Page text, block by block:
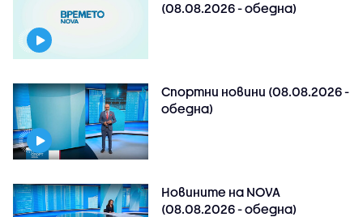
(08.08.2026 - обедна)
Спортни новини (08.08.2026 -
обедна)
Новините на NOVA
(08.08.2026 - обедна)